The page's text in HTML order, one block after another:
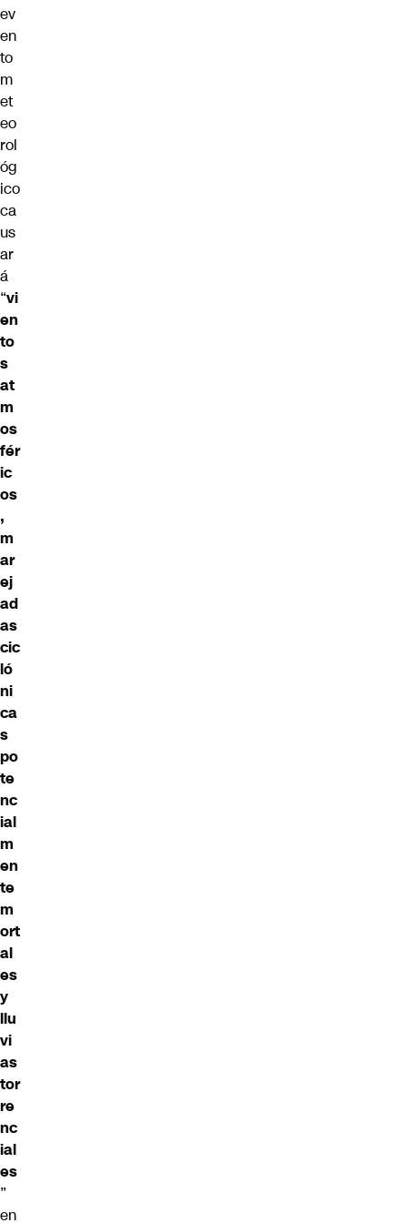
ev
en
to
m
et
eo
rol
óg
ico
ca
us
ar
á
“vi
en
to
s
at
m
os
fér
ic
os
,
m
ar
ej
ad
as
cic
ló
ni
ca
s
po
te
nc
ial
m
en
te
m
ort
al
es
y
llu
vi
as
tor
re
nc
ial
es
”
en